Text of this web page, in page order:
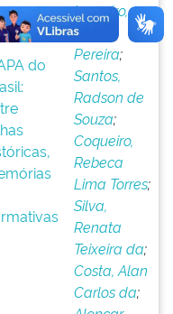
do
Loureiro,
Pedro
Pereira;
Santos,
Radson de
Souza;
Coqueiro,
Rebeca
Lima Torres;
Silva,
Renata
Teixeira da;
Costa, Alan
Carlos da;